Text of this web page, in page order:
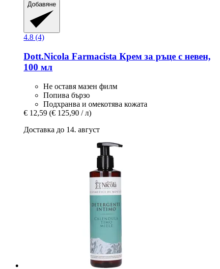
Добавяне
4.8 (4)
Dott.Nicola Farmacista Крем за ръце с невен,
100 мл
Не оставя мазен филм
Попива бързо
Подхранва и омекотява кожата
€ 12,59 (€ 125,90 / л)
Доставка до 14. август